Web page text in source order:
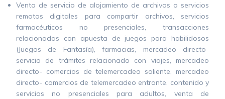
Venta de servicio de alojamiento de archivos o servicios
remotos digitales para compartir archivos, servicios
farmacéuticos no presenciales, transacciones
relacionadas con apuesta de juegos para habilidosos
(Juegos de Fantasía), farmacias, mercadeo directo-
servicio de trámites relacionado con viajes, mercadeo
directo- comercios de telemercadeo saliente, mercadeo
directo- comercios de telemercadeo entrante, contenido y
servicios no presenciales para adultos, venta de